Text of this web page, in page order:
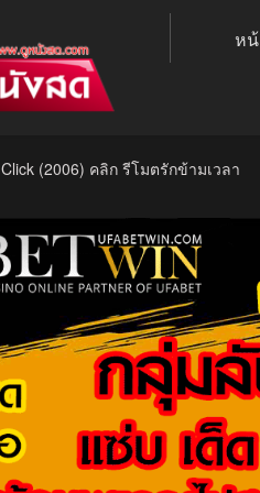
ห
Click (2006) คลิก รีโมตรักข้ามเวลา